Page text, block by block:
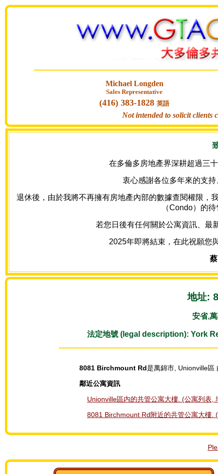
Michael Longden
Sales Representative
(416) 383-1828 英語
Not intended to solicit clients
在多倫多房地產界深耕超過三
衷心感謝各位多年來的支
退休後，由於我將不再擁有房地產內部的數據查閱權限，
（Condo）的
若您日後有任何關於公寓資訊、最
2025年即將結束，在此祝願您
地址:
安省,
法定地號 (legal description): York
8081 Birchmount Rd是萬錦市, Unionville區
鄰近公寓資訊
Unionville區内的共管公寓大樓. (公寓列表,
8081 Birchmount Rd附近的共管公寓大樓.